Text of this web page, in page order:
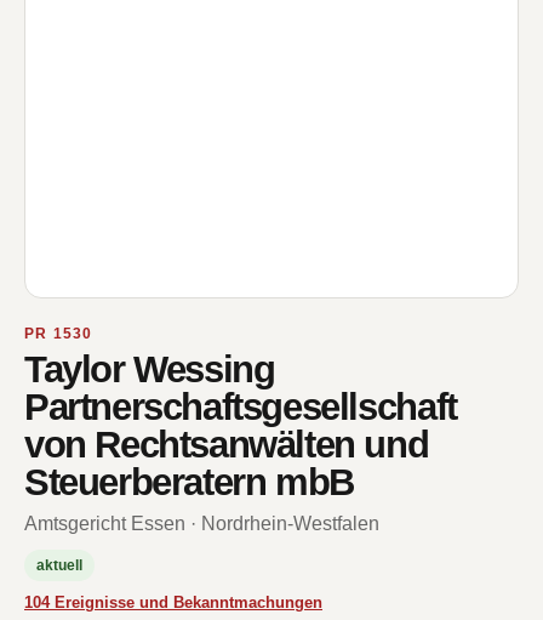
PR 1530
Taylor Wessing
Partnerschaftsgesellschaft
von Rechtsanwälten und
Steuerberatern mbB
Amtsgericht Essen · Nordrhein-Westfalen
aktuell
104 Ereignisse und Bekanntmachungen